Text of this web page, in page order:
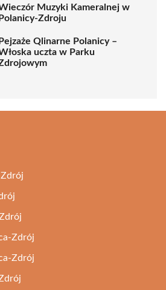
Muzyki Kameralnej w
Zdroju
Qlinarne Polanicy –
uczta w Parku
Zdrój
Zdrój